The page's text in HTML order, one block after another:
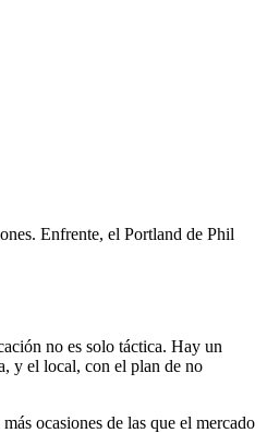
Enfrente, el Portland de Phil
no es solo táctica. Hay un
y el local, con el plan de no
ocasiones de las que el mercado